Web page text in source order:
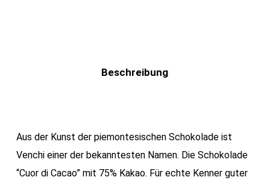
Beschreibung
Aus der Kunst der piemontesischen Schokolade ist
Venchi einer der bekanntesten Namen. Die Schokolade
“Cuor di Cacao” mit 75% Kakao. Für echte Kenner guter